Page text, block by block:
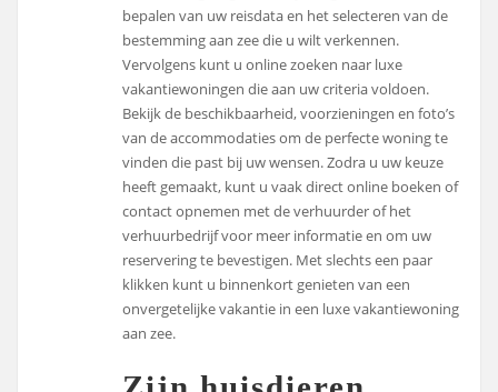
bepalen van uw reisdata en het selecteren van de
bestemming aan zee die u wilt verkennen.
Vervolgens kunt u online zoeken naar luxe
vakantiewoningen die aan uw criteria voldoen.
Bekijk de beschikbaarheid, voorzieningen en foto’s
van de accommodaties om de perfecte woning te
vinden die past bij uw wensen. Zodra u uw keuze
heeft gemaakt, kunt u vaak direct online boeken of
contact opnemen met de verhuurder of het
verhuurbedrijf voor meer informatie en om uw
reservering te bevestigen. Met slechts een paar
klikken kunt u binnenkort genieten van een
onvergetelijke vakantie in een luxe vakantiewoning
aan zee.